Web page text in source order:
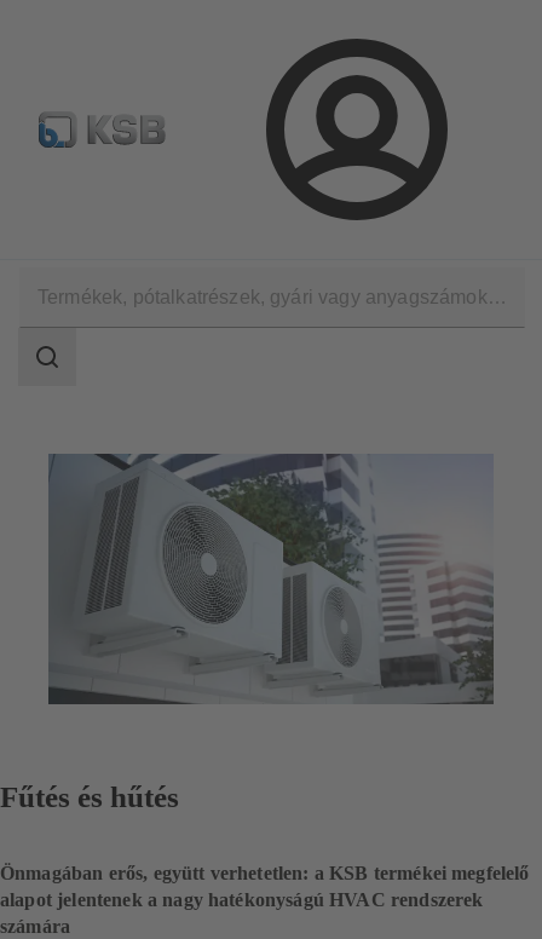
Bejelentkezés
Hírlevél Termékkonfiguráció Termékek keresése
tartomány
Keresési
Fűtés és hűtés
Önmagában erős, együtt verhetetlen: a KSB termékei megfelelő
alapot jelentenek a nagy hatékonyságú HVAC rendszerek
számára